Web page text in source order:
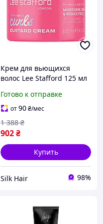
Крем для вьющихся
волос Lee Stafford 125 мл
Готово к отправке
от90₴/мес
902₴
1 388 ₴
Купить
Silk Hair 98%